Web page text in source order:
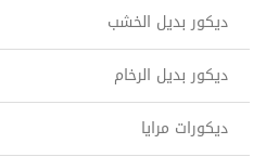
ديكور بديل الخشب
ديكور بديل الرخام
ديكورات مرايا